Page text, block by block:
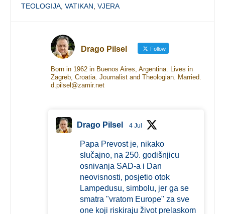
TEOLOGIJA ,VATIKAN ,VJERA
Drago Pilsel Follow
Born in 1962 in Buenos Aires, Argentina. Lives in
Zagreb, Croatia. Journalist and Theologian. Married.
d.pilsel@zamir.net
Drago Pilsel 4 Jul
Papa Prevost je, nikako
slučajno, na 250. godišnjicu
osnivanja SAD-a i Dan
neovisnosti, posjetio otok
Lampedusu, simbolu, jer ga se
smatra "vratom Europe" za sve
one koji riskiraju život prelaskom